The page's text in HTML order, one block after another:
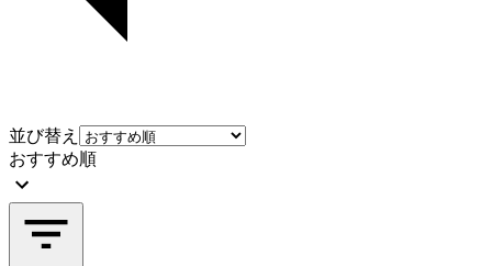
並び替え
おすすめ順